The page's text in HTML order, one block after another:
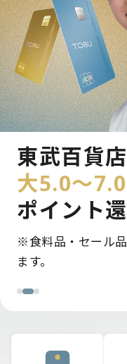
新規入会
最大
プレゼン
※条件達成に応じ
12,000ptプレゼント
東武百貨
大5.0～
ポイント還
※食料品・セール
ます。
モバイル
最大5.0～
元！
毎日の通勤・通学